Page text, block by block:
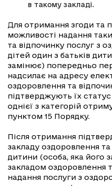
в такому закладі.
Для отримання згоди та
можливості надання
та відпочинку послуг з
дітей один з батьків
замінює) попередньо
надсилає на адресу
оздоровлення та
підтверджують їх
однієї з категорій
пунктом 15 Порядку.
Після отримання
закладу оздоровлення та
дитини (особа, яка його
закладом оздоровлення
надання послуги з